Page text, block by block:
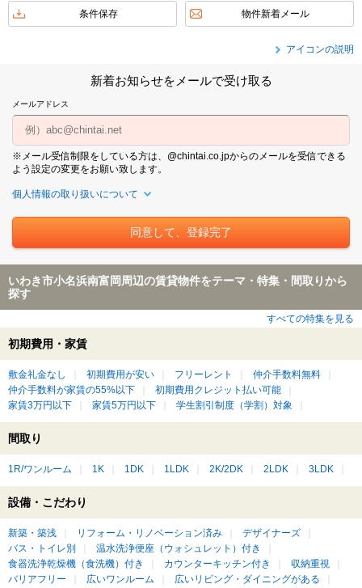
条件保存 物件新着メール
アイコンの説明
新着お知らせをメールで受け取る
メールアドレス
※メール受信制限をしている方は、@chintai.co.jpからのメールを受信できる
よう設定の変更をお願い致します。
個人情報の取り扱いについて
いわき市小名浜南富岡周辺の賃貸物件をテーマ・特集・間取りから
探す
すべての特集を見る
初期費用・家賃
敷金礼金なし 初期費用が安い フリーレント
仲介手数料無料
仲介手数料が家賃の55%以下
初期費用クレジット払い可能
家賃3万円以下
家賃5万円以下 学生割引制度（学割）対象
間取り
1R/ワンルーム 1K 1DK 1LDK 2K/2DK 2LDK 3LDK
設備・こだわり
新築・築浅 リフォーム・リノベーション済み
デザイナーズ
バス・トイレ別
温水洗浄便座（ウォシュレット）付き
食器洗浄乾燥機（食洗機）付き
カウンターキッチン付き
収納重視
バリアフリー
広いワンルーム
広いリビング・ダイニングがある